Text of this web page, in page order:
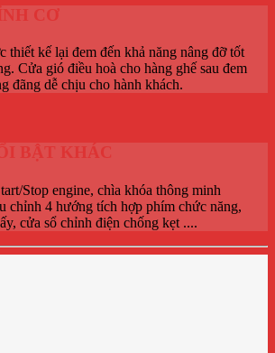
CƠ
thiết kế lại đem đến khả năng nâng đỡ tốt
Cửa gió điều hoà cho hàng ghế sau đem
đãng dễ chịu cho hành khách.
BẬT KHÁC
Stop engine, chìa khóa thông minh
chỉnh 4 hướng tích hợp phím chức năng,
cửa sổ chỉnh điện chống kẹt ....